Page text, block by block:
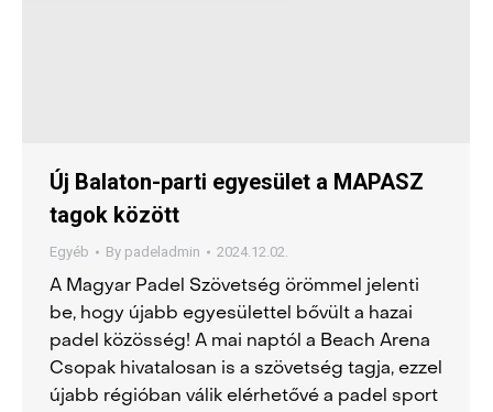
Új Balaton-parti egyesület a MAPASZ
tagok között
Egyéb By padeladmin 2024.12.02.
A Magyar Padel Szövetség örömmel jelenti
be, hogy újabb egyesülettel bővült a hazai
padel közösség! A mai naptól a Beach Arena
Csopak hivatalosan is a szövetség tagja, ezzel
újabb régióban válik elérhetővé a padel sport